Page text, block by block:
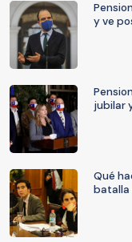
y ve
jubilar
Qué
batalla